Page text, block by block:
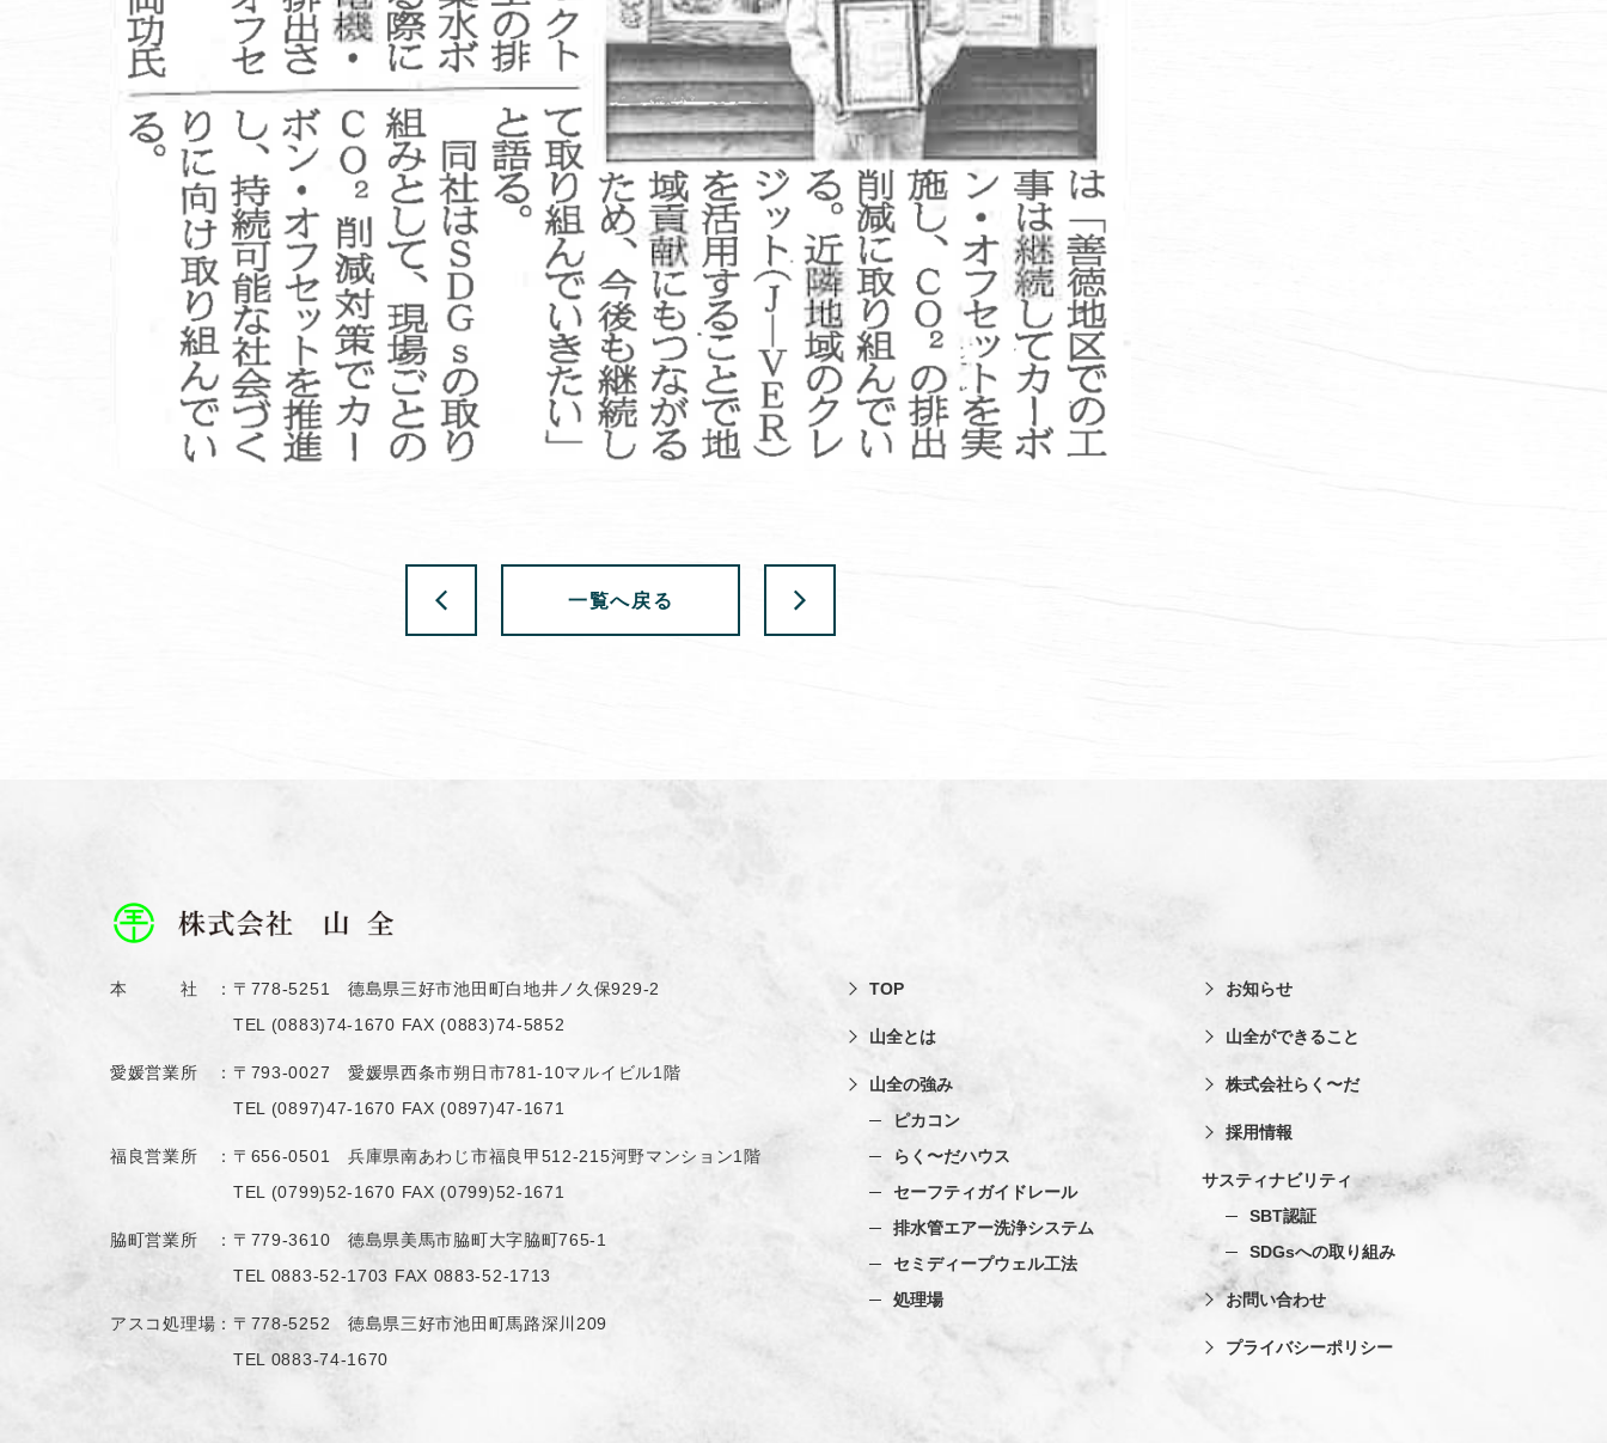
一覧へ戻る
本 社 ： 〒778-5251 德島県三好市池田町白地井ノ久保929-2
TEL (0883)74-1670 FAX (0883)74-5852
愛媛営業所 ： 〒793-0027 愛媛県西条市朔日市781-10マルイビル1階
TEL (0897)47-1670 FAX (0897)47-1671
福良営業所 ： 〒656-0501 兵庫県南あわじ市福良甲512-215河野マンション1階
TEL (0799)52-1670 FAX (0799)52-1671
脇町営業所 ： 〒779-3610 徳島県美馬市脇町大字脇町765-1
TEL 0883-52-1703 FAX 0883-52-1713
アスコ処理場： 〒778-5252 徳島県三好市池田町馬路深川209
TEL 0883-74-1670
TOP
山全とは
山全の強み
ピカコン
らく〜だハウス
セーフティガイドレール
排水管エアー洗浄システム
セミディープウェル工法
処理場
お知らせ
山全ができること
株式会社らく〜だ
採用情報
サスティナビリティ
SBT認証
SDGsへの取り組み
お問い合わせ
プライバシーポリシー